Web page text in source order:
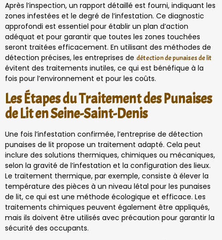
Après l’inspection, un rapport détaillé est fourni, indiquant les
zones infestées et le degré de l’infestation. Ce diagnostic
approfondi est essentiel pour établir un plan d’action
adéquat et pour garantir que toutes les zones touchées
seront traitées efficacement. En utilisant des méthodes de
détection précises, les entreprises de détection de punaises de lit
évitent des traitements inutiles, ce qui est bénéfique à la
fois pour l’environnement et pour les coûts.
Les Étapes du Traitement des Punaises
de Lit en Seine-Saint-Denis
Une fois l’infestation confirmée, l’entreprise de détection
punaises de lit propose un traitement adapté. Cela peut
inclure des solutions thermiques, chimiques ou mécaniques,
selon la gravité de l’infestation et la configuration des lieux.
Le traitement thermique, par exemple, consiste à élever la
température des pièces à un niveau létal pour les punaises
de lit, ce qui est une méthode écologique et efficace. Les
traitements chimiques peuvent également être appliqués,
mais ils doivent être utilisés avec précaution pour garantir la
sécurité des occupants.